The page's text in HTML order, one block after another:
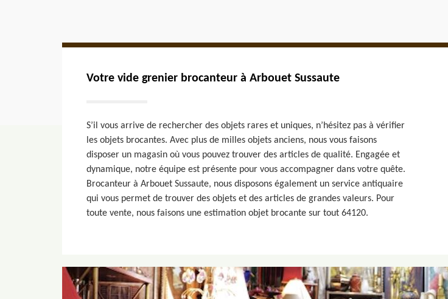
Votre vide grenier brocanteur à Arbouet Sussaute
S’il vous arrive de rechercher des objets rares et uniques, n’hésitez pas à vérifier
les objets brocantes. Avec plus de milles objets anciens, nous vous faisons
disposer un magasin où vous pouvez trouver des articles de qualité. Engagée et
dynamique, notre équipe est présente pour vous accompagner dans votre quête.
Brocanteur à Arbouet Sussaute, nous disposons également un service antiquaire
qui vous permet de trouver des objets et des articles de grandes valeurs. Pour
toute vente, nous faisons une estimation objet brocante sur tout 64120.